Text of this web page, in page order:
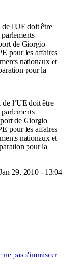
de l'UE doit être
de Giorgio
pour les affaires
nationaux et
pour la
de l’UE doit être
de Giorgio
pour les affaires
nationaux et
pour la
29, 2010 - 13:04
pas s'immiscer